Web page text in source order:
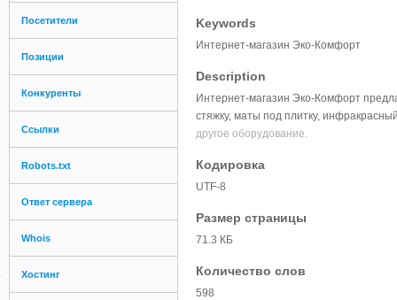
Посетители
Позиции
Конкуренты
Ссылки
Robots.txt
Ответ сервера
Whois
Хостинг
Keywords
Интернет-магазин Эко-Комфорт
Description
Интернет-магазин Эко-Комфорт
стяжку, маты под плитку,
другое оборудование.
Кодировка
UTF-8
Размер страницы
71.3 КБ
Количество слов
598